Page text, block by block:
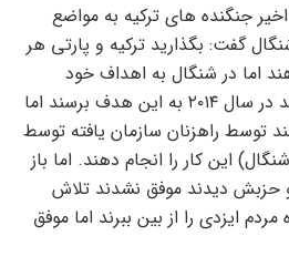
اخیر جنگنده های ترکیه به مواضع
گفت: بگذارید ترکیه و پارتی هر
اما در شنگال به اهداف خود
نخواهند رسید. اول خواستند در سال ۲۰۱۴ به این هدف برسند اما
توسط راهزنان سازمان یافته توسط
این کار را انجام دهند. اما باز
حزبش دیدند موفق نشدند تلاش
ایزدی را از بین ببرند اما موفق